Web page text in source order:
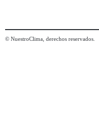
© NuestroClima, derechos reservados.